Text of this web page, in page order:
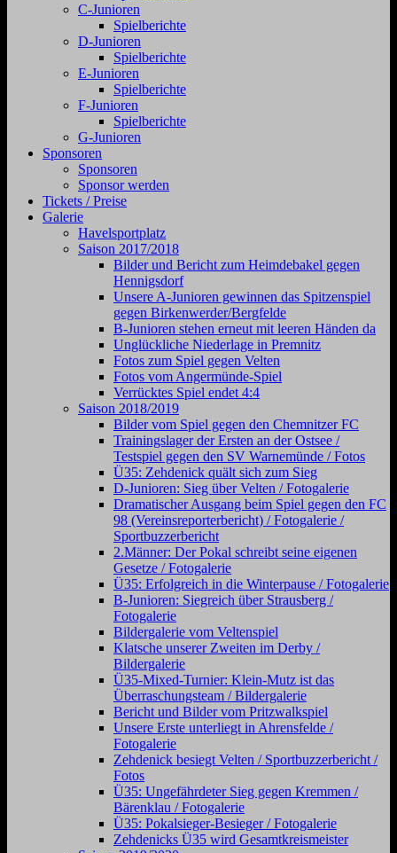
C-Junioren
Spielberichte
D-Junioren
Spielberichte
E-Junioren
Spielberichte
F-Junioren
Spielberichte
G-Junioren
Sponsoren
Sponsoren
Sponsor werden
Tickets / Preise
Galerie
Havelsportplatz
Saison 2017/2018
Bilder und Bericht zum Heimdebakel gegen
Hennigsdorf
Unsere A-Junioren gewinnen das Spitzenspiel
gegen Birkenwerder/Bergfelde
B-Junioren stehen erneut mit leeren Händen da
Unglückliche Niederlage in Premnitz
Fotos zum Spiel gegen Velten
Fotos vom Angermünde-Spiel
Verrücktes Spiel endet 4:4
Saison 2018/2019
Bilder vom Spiel gegen den Chemnitzer FC
Trainingslager der Ersten an der Ostsee /
Testspiel gegen den SV Warnemünde / Fotos
Ü35: Zehdenick quält sich zum Sieg
D-Junioren: Sieg über Velten / Fotogalerie
Dramatischer Ausgang beim Spiel gegen den FC
98 (Vereinsreporterbericht) / Fotogalerie /
Sportbuzzerbericht
2.Männer: Der Pokal schreibt seine eigenen
Gesetze / Fotogalerie
Ü35: Erfolgreich in die Winterpause / Fotogalerie
B-Junioren: Siegreich über Strausberg /
Fotogalerie
Bildergalerie vom Veltenspiel
Klatsche unserer Zweiten im Derby /
Bildergalerie
Ü35-Mixed-Turnier: Klein-Mutz ist das
Überraschungsteam / Bildergalerie
Bericht und Bilder vom Pritzwalkspiel
Unsere Erste unterliegt in Ahrensfelde /
Fotogalerie
Zehdenick besiegt Velten / Sportbuzzerbericht /
Fotos
Ü35: Ungefährdeter Sieg gegen Kremmen /
Bärenklau / Fotogalerie
Ü35: Pokalsieger-Besieger / Fotogalerie
Zehdenicks Ü35 wird Gesamtkreismeister